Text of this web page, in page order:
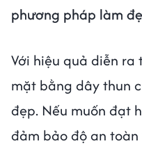
phương pháp làm
Với hiệu quả diễn
mặt bằng dây thun
đẹp. Nếu muốn đạt
đảm bảo độ an